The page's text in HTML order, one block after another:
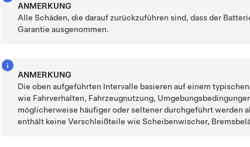
ANMERKUNG
Alle Schäden, die darauf zurückzuführen sind, dass der
Garantie ausgenommen.
ANMERKUNG
Die oben aufgeführten Intervalle basieren auf einem
wie Fahrverhalten, Fahrzeugnutzung,
möglicherweise häufiger oder seltener durchgeführt werden
enthält keine Verschleißteile wieScheibenwischer,